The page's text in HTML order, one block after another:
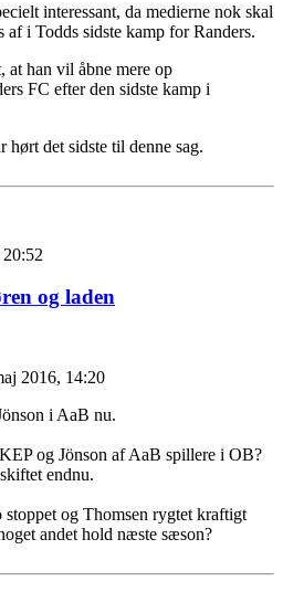
interessant, da medierne nok skal
af i Todds sidste kamp for Randers.
at han vil åbne mere op
FC efter den sidste kamp i
hørt det sidste til denne sag.
og laden
2016, 14:20
i AaB nu.
og Jönson af AaB spillere i OB?
endnu.
og Thomsen rygtet kraftigt
andet hold næste sæson?